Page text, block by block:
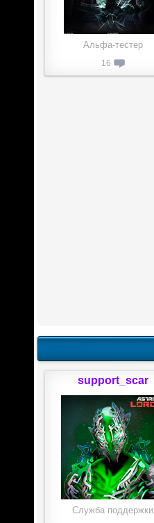
Альфа-тестер
16
support_scar
Служба поддержки